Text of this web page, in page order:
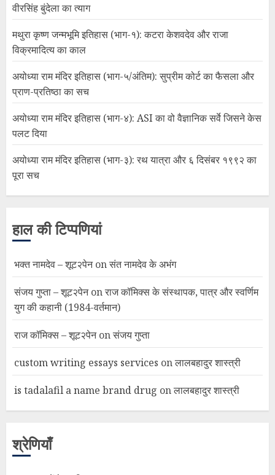
वीरसिंह बुंदेला का त्याग
मथुरा कृष्ण जन्मभूमि इतिहास (भाग-१): कटरा केशवदेव और राजा
विक्रमादित्य का काल
अयोध्या राम मंदिर इतिहास (भाग-५/अंतिम): सुप्रीम कोर्ट का फैसला और
प्राण-प्रतिष्ठा का सच
अयोध्या राम मंदिर इतिहास (भाग-४): ASI का वो वैज्ञानिक सर्वे जिसने केस
पलट दिया
अयोध्या राम मंदिर इतिहास (भाग-३): रथ यात्रा और ६ दिसंबर १९९२ का
पूरा सच
हाल की टिप्पणियां
भक्त नामदेव – शूट२पेनonसंत नामदेव के अभंग
संजय गुप्ता – शूट२पेनonराज कॉमिक्स के संस्थापक, पात्र और स्वर्णिम
युग की कहानी (1984-वर्तमान)
राज कॉमिक्स – शूट२पेनonसंजय गुप्ता
custom writing essays services onलालबहादुर शास्त्री
is tadalafil a name brand drug onलालबहादुर शास्त्री
श्रेणियाँ